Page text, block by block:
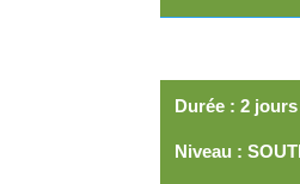
Durée : 2
Niveau :